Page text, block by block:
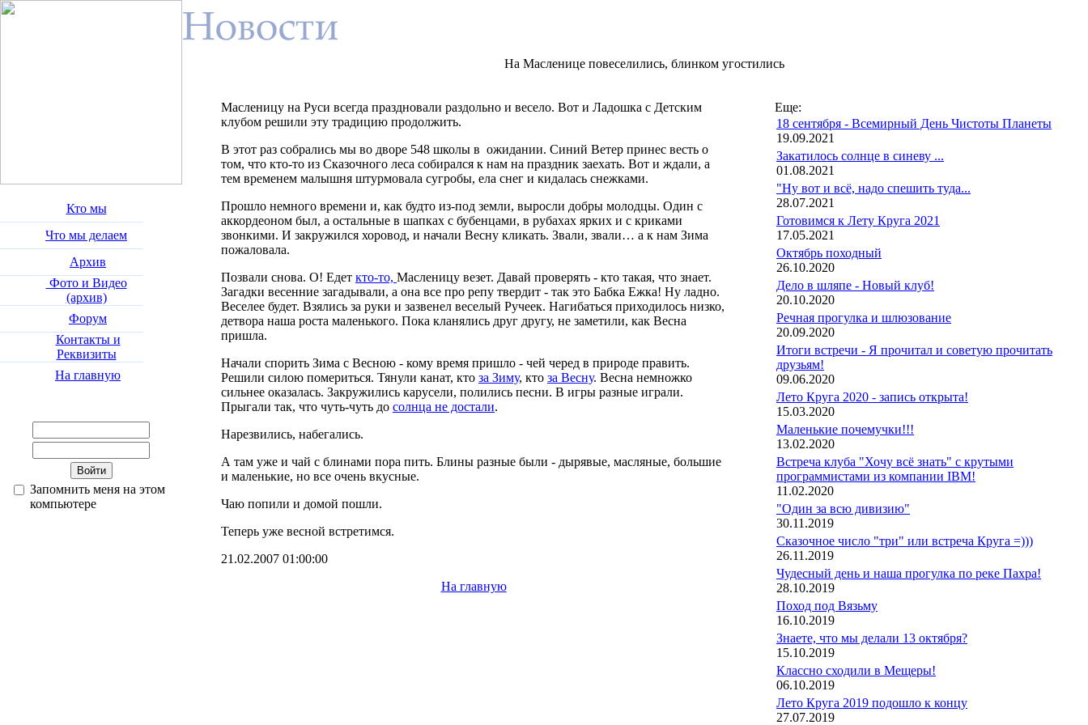
Кто мы
Что мы делаем
Архив
Фото и Видео
(архив)
Форум
Контакты и
Реквизиты
На главную
Запомнить меня на этом
компьютере
На Масленице повеселились, блинком угостились
Масленицу на Руси всегда праздновали раздольно и весело. Вот и Ладошка с Детским
клубом решили эту традицию продолжить.
В этот раз собрались мы во дворе 548 школы в ожидании. Синий Ветер принес весть о
том, что кто-то из Сказочного леса собирался к нам на праздник заехать. Вот и ждали, а
тем временем малышня штурмовала сугробы, ела снег и кидалась снежками.
Прошло немного времени и, как будто из-под земли, выросли добры молодцы. Один с
аккордеоном был, а остальные в шапках с бубенцами, в рубахах ярких и с криками
звонкими. И закружился хоровод, и начали Весну кликать. Звали, звали… а к нам Зима
пожаловала.
Позвали снова. О! Едет кто-то, Масленицу везет. Давай проверять - кто такая, что знает.
Загадки весенние загадывали, а она все про репу твердит - так это Бабка Ежка! Ну ладно.
Веселее будет. Взялись за руки и зазвенел веселый Ручеек. Нагибаться приходилось низко,
детвора наша роста маленького. Пока кланялись друг другу, не заметили, как Весна
пришла.
Начали спорить Зима с Весною - кому время пришло - чей черед в природе править.
Решили силою помериться. Тянули канат, кто за Зиму, кто за Весну. Весна немножко
сильнее оказалась. Закружились карусели, полились песни. В игры разные играли.
Прыгали так, что чуть-чуть до солнца не достали.
Нарезвились, набегались.
А там уже и чай с блинами пора пить. Блины разные были - дырявые, масляные, большие
и маленькие, но все очень вкусные.
Чаю попили и домой пошли.
Теперь уже весной встретимся.
21.02.2007 01:00:00
На главную
Еще:
18 сентября - Всемирный День Чистоты Планеты
19.09.2021
Закатилось солнце в синеву ...
01.08.2021
"Ну вот и всё, надо спешить туда...
28.07.2021
Готовимся к Лету Круга 2021
17.05.2021
Октябрь походный
26.10.2020
Дело в шляпе - Новый клуб!
20.10.2020
Речная прогулка и шлюзование
20.09.2020
Итоги встречи - Я прочитал и советую прочитать
друзьям!
09.06.2020
Лето Круга 2020 - запись открыта!
15.03.2020
Маленькие почемучки!!!
13.02.2020
Встреча клуба "Хочу всё знать" с крутыми
программистами из компании IBM!
11.02.2020
"Один за всю дивизию"
30.11.2019
Сказочное число "три" или встреча Круга =)))
26.11.2019
Чудесный день и наша прогулка по реке Пахра!
28.10.2019
Поход под Вязьму
16.10.2019
Знаете, что мы делали 13 октября?
15.10.2019
Классно сходили в Мещеры!
06.10.2019
Лето Круга 2019 подошло к концу
27.07.2019